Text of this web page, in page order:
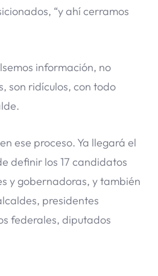
“y ahí cerramos
información, no
son ridículos, con todo
ese proceso. Ya llegará el
definir los 17 candidatos
y gobernadoras, y también
presidentes
federales, diputados